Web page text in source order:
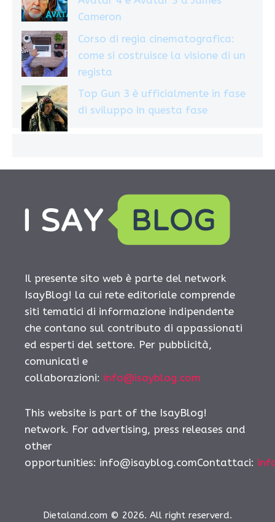
Cameron
Corso di regia cinematografica:
come si costruisce la visione di un
regista
Top Gun 3 è ufficialmente in fase
di sviluppo in questa fase
Il presente sito web è parte del network
IsayBlog! la cui rete editoriale comprende
siti tematici di informazione indipendente
che contano sul contributo di appassionati
ed esperti del settore. Per pubblicità,
comunicati e
collaborazioni: info@isayblog.com
This website is part of the IsayBlog!
network. For advertising, press releases and
other
opportunities: info@isayblog.comContattaci:
Dietaland.com © 2026. All right reserverd.